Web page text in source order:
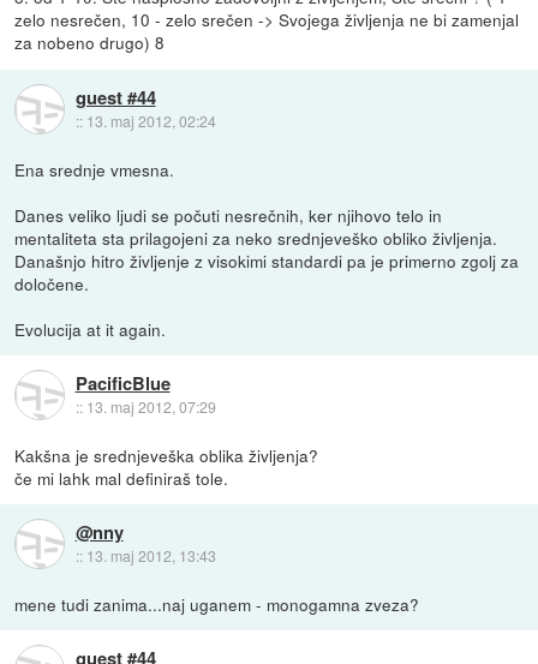
zelo nesrečen, 10 - zelo srečen -> Svojega življenja ne bi zamenjal
za nobeno drugo) 8
guest #44
:: 13. maj 2012, 02:24
Ena srednje vmesna.
Danes veliko ljudi se počuti nesrečnih, ker njihovo telo in
mentaliteta sta prilagojeni za neko srednjeveško obliko življenja.
Današnjo hitro življenje z visokimi standardi pa je primerno zgolj za
določene.
Evolucija at it again.
PacificBlue
:: 13. maj 2012, 07:29
Kakšna je srednjeveška oblika življenja?
če mi lahk mal definiraš tole.
@nny
:: 13. maj 2012, 13:43
mene tudi zanima...naj uganem - monogamna zveza?
guest #44